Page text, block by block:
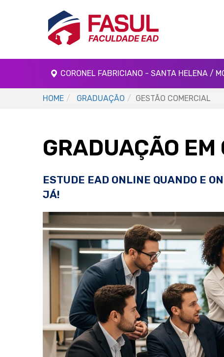
CORONEL FABRICIANO - SANTA HELENA /
HOME GRADUAÇÃO GESTÃO COMERCIAL
GRADUAÇÃO
ESTUDE EAD ONLINE QUANDO E
JÁ!